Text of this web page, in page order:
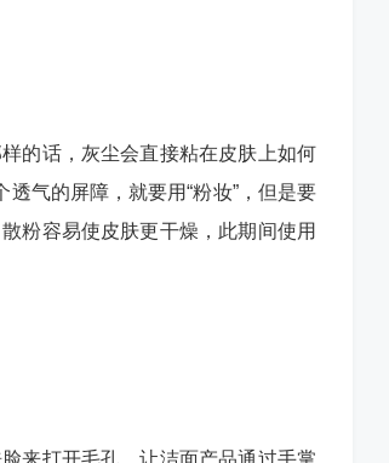
的话，灰尘会直接粘在皮肤上如何
气的屏障，就要用“粉妆”，但是要
粉容易使皮肤更干燥，此期间使用
来打开毛孔，让洁面产品通过手掌